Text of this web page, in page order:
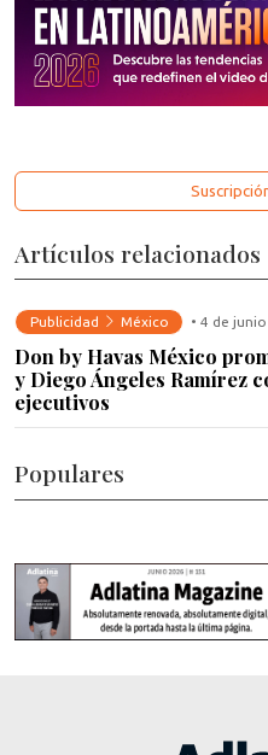
Artículos relacionados
Publicidad México • 4 de
Don by Havas México
y Diego Ángeles Ramírez
ejecutivos
Populares